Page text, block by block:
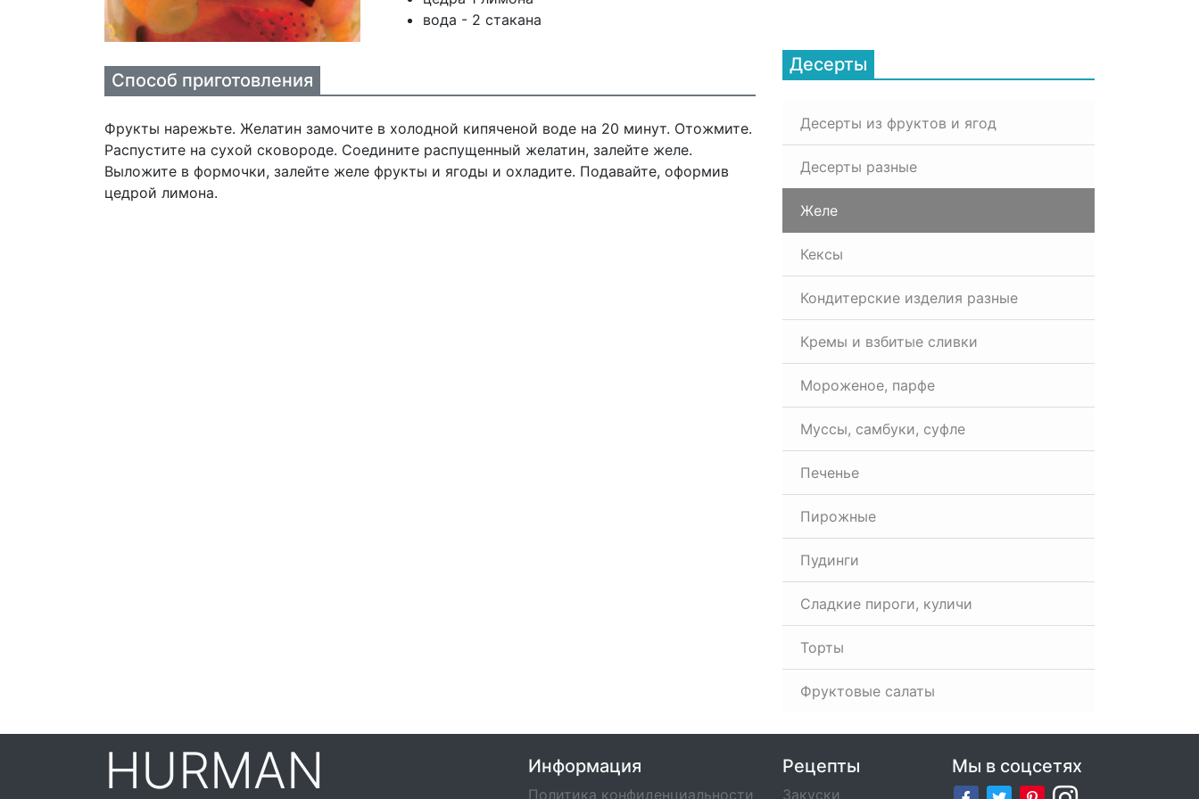
вода - 2 стакана
Способ приготовления
Фрукты нарежьте. Желатин замочите в холодной кипяченой воде на 20 минут. Отожмите.
Распустите на сухой сковороде. Соедините распущенный желатин, залейте желе.
Выложите в формочки, залейте желе фрукты и ягоды и охладите. Подавайте, оформив
цедрой лимона.
Десерты
Десерты из фруктов и ягод
Десерты разные
Желе
Кексы
Кондитерские изделия разные
Кремы и взбитые сливки
Мороженое, парфе
Муссы, самбуки, суфле
Печенье
Пирожные
Пудинги
Сладкие пироги, куличи
Торты
Фруктовые салаты
HURMAN Информация
Политика конфиденциальности
Рецепты
Закуски
Мы в соцсетях